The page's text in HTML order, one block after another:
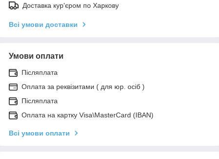
Доставка кур'єром по Харкову
Всі умови доставки
Умови оплати
Післяплата
Оплата за реквізитами ( для юр. осіб )
Післяплата
Оплата на картку Visa\MasterCard (IBAN)
Всі умови оплати